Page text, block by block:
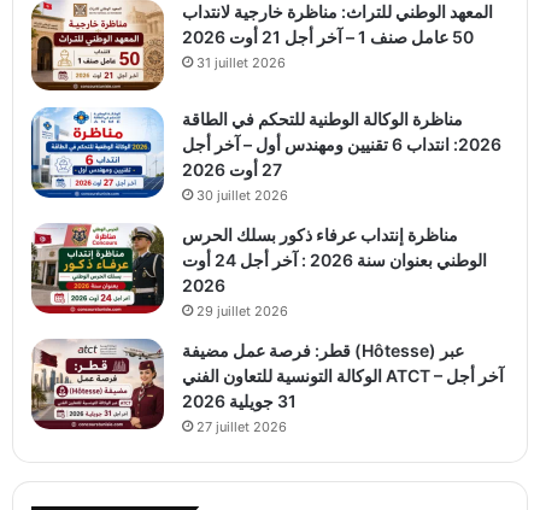
المعهد الوطني للتراث: مناظرة خارجية لانتداب
50 عامل صنف 1 – آخر أجل 21 أوت 2026
31 juillet 2026
مناظرة الوكالة الوطنية للتحكم في الطاقة
2026: انتداب 6 تقنيين ومهندس أول – آخر أجل
27 أوت 2026
30 juillet 2026
مناظرة إنتداب عرفاء ذكور بسلك الحرس
الوطني بعنوان سنة 2026 : آخر أجل 24 أوت
2026
29 juillet 2026
قطر: فرصة عمل مضيفة (Hôtesse) عبر
الوكالة التونسية للتعاون الفني ATCT – آخر أجل
31 جويلية 2026
27 juillet 2026